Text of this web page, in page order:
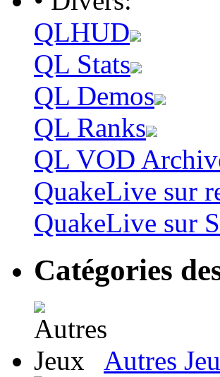
QLHUD
QL Stats
QL Demos
QL Ranks
QL VOD
QuakeLive sur
QuakeLive sur
Catégories
Autres